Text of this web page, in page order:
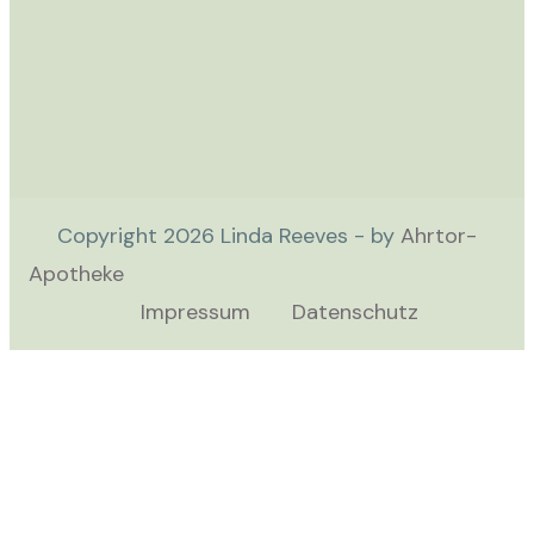
Copyright 2026 Linda Reeves - by Ahrtor-
Apotheke
Impressum
Datenschutz